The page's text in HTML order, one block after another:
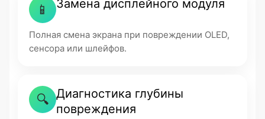
📱 Замена дисплейного модуля
Полная смена экрана при повреждении OLED,
сенсора или шлейфов.
🔍 Диагностика глубины
повреждения